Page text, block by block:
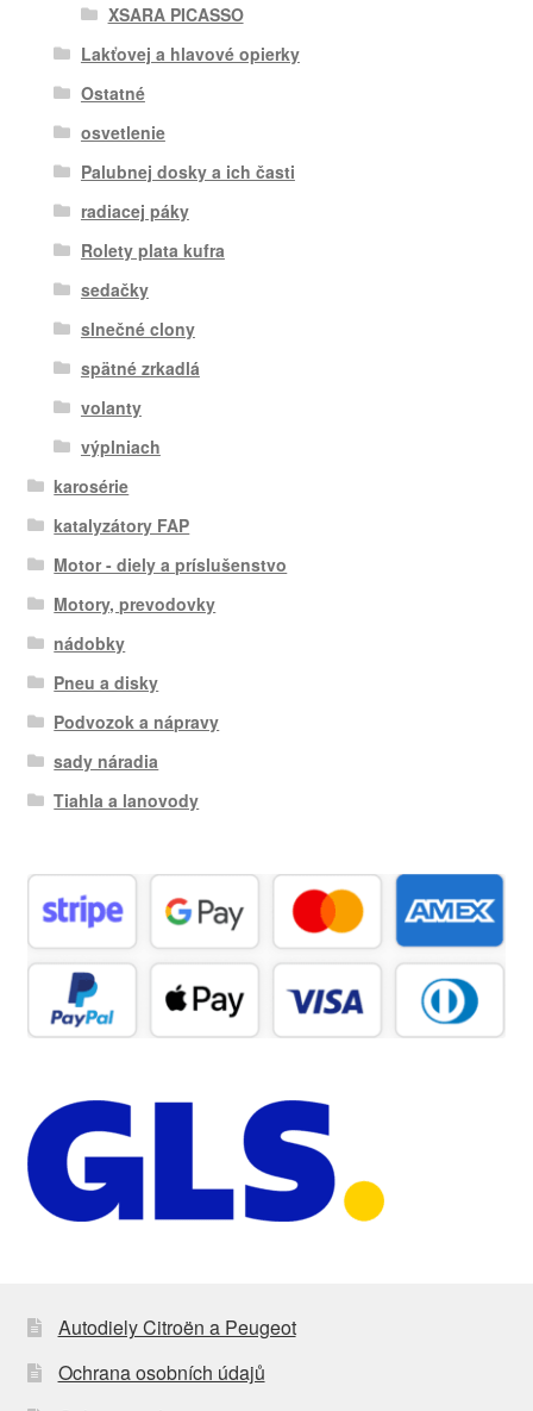
XSARA PICASSO
Lakťovej a hlavové opierky
Ostatné
osvetlenie
Palubnej dosky a ich časti
radiacej páky
Rolety plata kufra
sedačky
slnečné clony
spätné zrkadlá
volanty
výplniach
karosérie
katalyzátory FAP
Motor - diely a príslušenstvo
Motory, prevodovky
nádobky
Pneu a disky
Podvozok a nápravy
sady náradia
Tiahla a lanovody
Autodiely Citroën a Peugeot
Ochrana osobních údajů